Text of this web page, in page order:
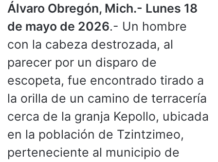
Álvaro Obregón, Mich.- Lunes 18
de mayo de 2026.- Un hombre
con la cabeza destrozada, al
parecer por un disparo de
escopeta, fue encontrado tirado a
la orilla de un camino de terracería
cerca de la granja Kepollo, ubicada
en la población de Tzintzimeo,
perteneciente al municipio de